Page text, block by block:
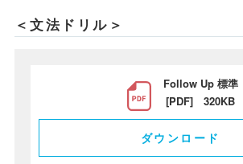
＜文法ドリル＞
Follow Up 標準
[PDF] 320KB
ダウンロード